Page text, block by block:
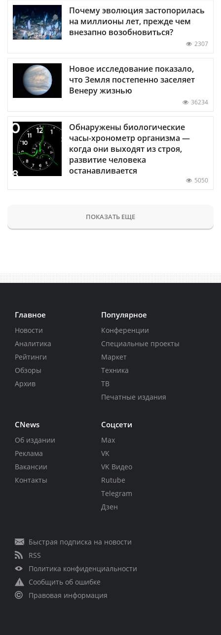
Почему эволюция застопорилась
на миллионы лет, прежде чем
внезапно возобновиться?
2307
Новое исследование показало,
что Земля постепенно заселяет
Венеру жизнью
36234
Обнаружены биологические
часы-хронометр организма —
когда они выходят из строя,
развитие человека
останавливается
5050
ПОКАЗАТЬ ЕЩЕ
Главное
Новости
Аналитика
Рейтинги
Обзоры
Архив
Популярное
Конференции
Специальные проекты
Маркет
Техника
ТВ
Печатные издания
CNews
Об издании
Реклама
Вакансии
Контакты
Соцсети
Max
VK
VK Видео
Rutube
Telegram
Дзен
Быстрая подписка на новости
RSS
Политика конфиденциальности
Сообщить об ошибке
Правовая информация